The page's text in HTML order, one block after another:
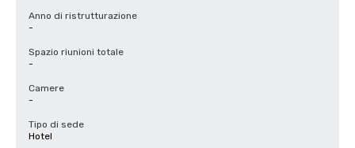
Anno di ristrutturazione
-
Spazio riunioni totale
-
Camere
-
Tipo di sede
Hotel